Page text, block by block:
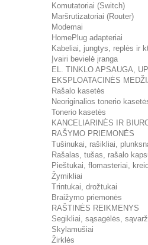
Komutatoriai (Switch)
Maršrutizatoriai (Router)
Modemai
HomePlug adapteriai
Kabeliai, jungtys, replės ir
Įvairi bevielė įranga
EL. TINKLO APSAUGA,
EKSPLOATACINĖS
Rašalo kasetės
Neoriginalios tonerio
Tonerio kasetės
KANCELIARINĖS IR
RAŠYMO PRIEMONĖS
Tušinukai, rašikliai,
Rašalas, tušas, rašalo
Pieštukai, flomasteriai,
Žymikliai
Trintukai, drožtukai
Braižymo priemonės
RAŠTINĖS REIKMENYS
Segikliai, sąsagėlės,
Skylamušiai
Žirklės